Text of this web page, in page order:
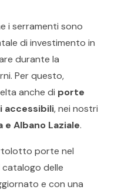
i serramenti sono
di investimento in
durante la
Per questo,
anche di porte
accessibili, nei nostri
e Albano Laziale.
porte nel
catalogo delle
e con una